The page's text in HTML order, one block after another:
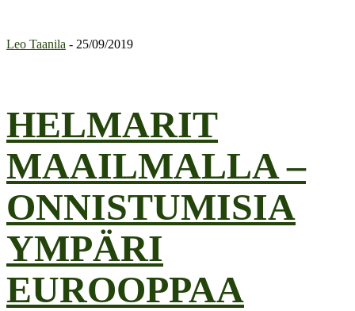
Leo Taanila - 25/09/2019
HELMARIT
MAAILMALLA –
ONNISTUMISIA
YMPÄRI
EUROOPPAA